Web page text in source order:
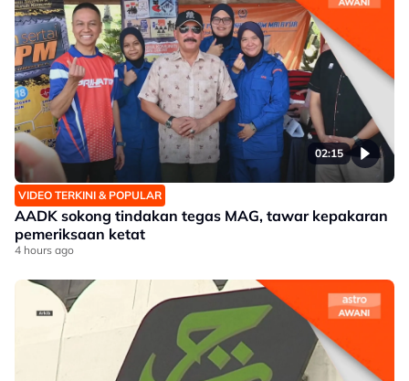
02:15
VIDEO TERKINI & POPULAR
AADK sokong tindakan tegas MAG, tawar kepakaran
pemeriksaan ketat
4 hours ago